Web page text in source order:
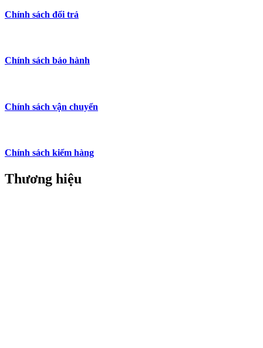
Chính sách đổi trả
Chính sách bảo hành
Chính sách vận chuyển
Chính sách kiểm hàng
Thương hiệu